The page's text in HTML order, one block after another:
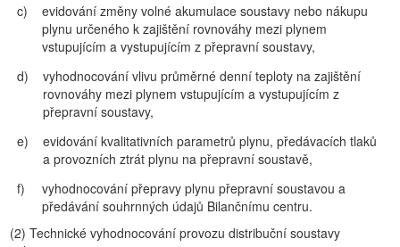
c)
evidování změny volné akumulace soustavy nebo nákupu
plynu určeného k zajištění rovnováhy mezi plynem
vstupujícím a vystupujícím z přepravní soustavy,
d)
vyhodnocování vlivu průměrné denní teploty na zajištění
rovnováhy mezi plynem vstupujícím a vystupujícím z
přepravní soustavy,
e)
evidování kvalitativních parametrů plynu, předávacích tlaků
a provozních ztrát plynu na přepravní soustavě,
f)
vyhodnocování přepravy plynu přepravní soustavou a
předávání souhrnných údajů Bilančnímu centru.
(2) Technické vyhodnocování provozu distribuční soustavy